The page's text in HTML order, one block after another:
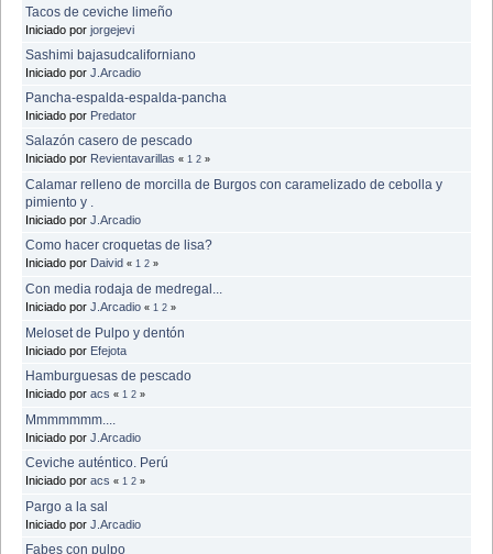
Tacos de ceviche limeño
Iniciado por jorgejevi
Sashimi bajasudcaliforniano
Iniciado por J.Arcadio
Pancha-espalda-espalda-pancha
Iniciado por Predator
Salazón casero de pescado
Iniciado por Revientavarillas « 1 2 »
Calamar relleno de morcilla de Burgos con caramelizado de cebolla y
pimiento y .
Iniciado por J.Arcadio
Como hacer croquetas de lisa?
Iniciado por Daivid « 1 2 »
Con media rodaja de medregal...
Iniciado por J.Arcadio « 1 2 »
Meloset de Pulpo y dentón
Iniciado por Efejota
Hamburguesas de pescado
Iniciado por acs « 1 2 »
Mmmmmmm....
Iniciado por J.Arcadio
Ceviche auténtico. Perú
Iniciado por acs « 1 2 »
Pargo a la sal
Iniciado por J.Arcadio
Fabes con pulpo